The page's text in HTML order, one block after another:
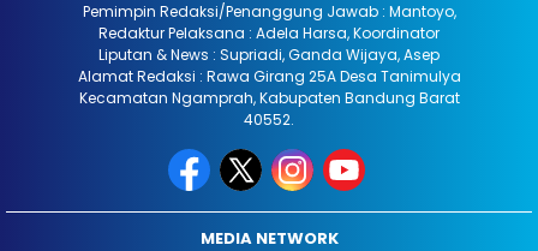
Pemimpin Redaksi/Penanggung Jawab : Mantoyo,
Redaktur Pelaksana : Adela Harsa, Koordinator
Liputan & News : Supriadi, Ganda Wijaya, Asep
Alamat Redaksi : Rawa Girang 25A Desa Tanimulya
Kecamatan Ngamprah, Kabupaten Bandung Barat
40552.
MEDIA NETWORK